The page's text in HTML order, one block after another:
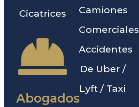
Cicatrices
Abogados
Camiones
Comerciales
Accidentes
De Uber /
Lyft / Taxi